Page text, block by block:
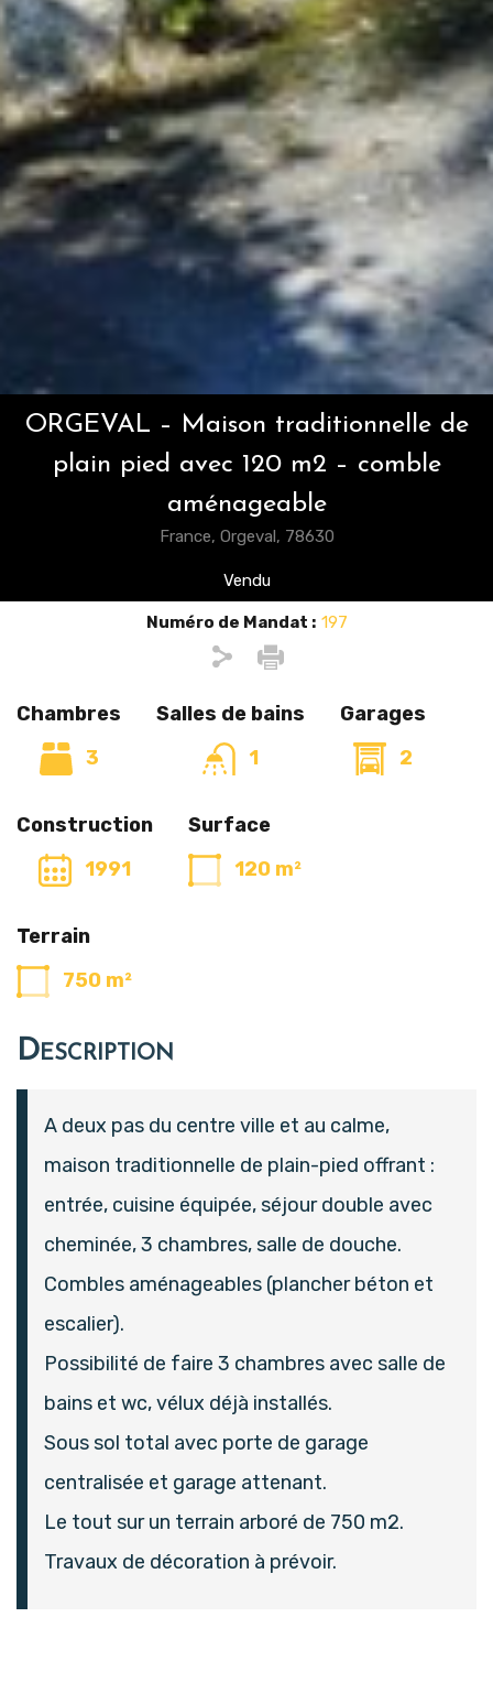
ORGEVAL – Maison traditionnelle de
plain pied avec 120 m2 – comble
aménageable
France, Orgeval, 78630
Vendu
Numéro de Mandat : 197
Chambres
3
Salles de bains
1
Garages
2
Construction
1991
Surface
120 m²
Terrain
750 m²
Description
A deux pas du centre ville et au calme,
maison traditionnelle de plain-pied offrant :
entrée, cuisine équipée, séjour double avec
cheminée, 3 chambres, salle de douche.
Combles aménageables (plancher béton et
escalier).
Possibilité de faire 3 chambres avec salle de
bains et wc, vélux déjà installés.
Sous sol total avec porte de garage
centralisée et garage attenant.
Le tout sur un terrain arboré de 750 m2.
Travaux de décoration à prévoir.